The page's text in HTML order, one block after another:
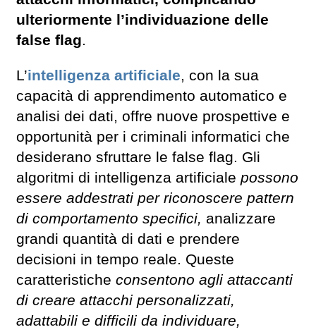
ulteriormente l’individuazione delle
false flag.
L’intelligenza artificiale, con la sua
capacità di apprendimento automatico e
analisi dei dati, offre nuove prospettive e
opportunità per i criminali informatici che
desiderano sfruttare le false flag. Gli
algoritmi di intelligenza artificiale possono
essere addestrati per riconoscere pattern
di comportamento specifici, analizzare
grandi quantità di dati e prendere
decisioni in tempo reale. Queste
caratteristiche consentono agli attaccanti
di creare attacchi personalizzati,
adattabili e difficili da individuare,